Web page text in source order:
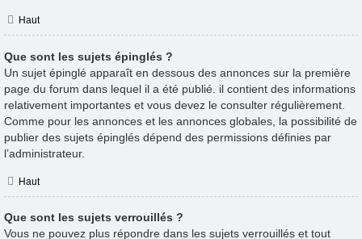
Haut
Que sont les sujets épinglés ?
Un sujet épinglé apparaît en dessous des annonces sur la première
page du forum dans lequel il a été publié. il contient des informations
relativement importantes et vous devez le consulter régulièrement.
Comme pour les annonces et les annonces globales, la possibilité de
publier des sujets épinglés dépend des permissions définies par
l’administrateur.
Haut
Que sont les sujets verrouillés ?
Vous ne pouvez plus répondre dans les sujets verrouillés et tout